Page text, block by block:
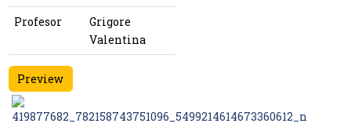
Profesor
Grigore
Valentina
Preview